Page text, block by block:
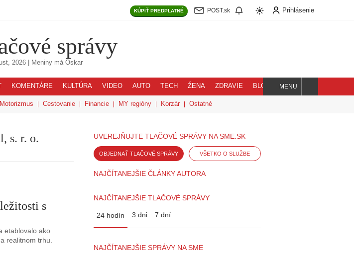
KÚPIŤ PREDPLATNÉ POST.sk Prihlásenie
správy
2026| Meniny má Oskar
KOMENTÁRE KULTÚRA VIDEO AUTO TECH ŽENA ZDRAVIE BLOG
Hľadaj
MENU
Motorizmus Cestovanie Financie MY regióny Korzár Ostatné
s. r. o.
s
etablovalo ako
realitnom trhu.
UVEREJŇUJTE TLAČOVÉ SPRÁVY NA SME.SK
OBJEDNAŤ TLAČOVÉ SPRÁVY VŠETKO O SLUŽBE
NAJČÍTANEJŠIE ČLÁNKY AUTORA
NAJČÍTANEJŠIE TLAČOVÉ SPRÁVY
24 hodín 3 dni 7 dní
NAJČÍTANEJŠIE SPRÁVY NA SME